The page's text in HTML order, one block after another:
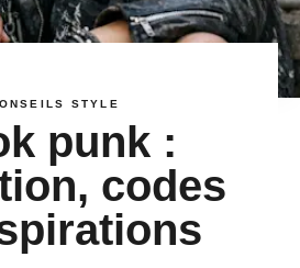
STYLE
punk :
codes